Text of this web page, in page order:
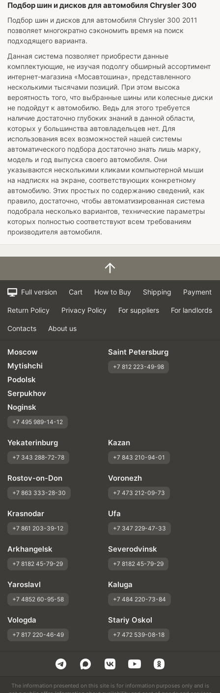
Подбор шин и дисков для автомобиля Chrysler 300
Подбор шин и дисков для автомобиля Chrysler 300 2011
позволяет многократно сэкономить время на поиск
подходящего варианта.
Данная система позволяет приобрести данные
комплектующие, не изучая подолгу обширный ассортимент
интернет-магазина «Мосавтошина», представленного
несколькими тысячами позиций. При этом высока
вероятность того, что выбранные шины или колесные диски
не подойдут к автомобилю. Ведь для этого требуется
наличие достаточно глубоких знаний в данной области,
которых у большинства автовладельцев нет. Для
использования всех возможностей нашей системы
автоматического подбора достаточно знать лишь марку,
модель и год выпуска своего автомобиля. Они
указываются несколькими кликами компьютерной мыши
на надписях на экране, соответствующих конкретному
автомобилю. Этих простых по содержанию сведений, как
правило, достаточно, чтобы автоматизированная система
подобрала несколько вариантов, технические параметры
которых полностью соответствуют всем требованиям
производителя автомобиля.
Full version Cart How to Buy Shipping Payment
Return Policy Privacy Policy For suppliers For landlords
Contacts About us
Moscow
Mytishchi
Podolsk
Serpukhov
Noginsk
+7 495 989-14-12
Saint Petersburg
+7 812 223-49-98
Yekaterinburg
+7 343 288-72-78
Kazan
+7 843 210-94-01
Rostov-on-Don
+7 863 333-28-30
Voronezh
+7 473 212-09-73
Krasnodar
+7 861 203-39-12
Ufa
+7 347 229-47-33
Arkhangelsk
+7 8182 45-79-29
Severodvinsk
+7 8182 45-79-29
Yaroslavl
+7 4852 60-95-58
Kaluga
+7 484 220-73-84
Vologda
+7 817 220-46-49
Stariy Oskol
+7 472 539-08-18
The information presented on this site is for information purposes only and is